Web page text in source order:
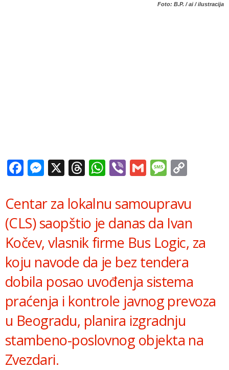
Foto: B.P. / ai / ilustracija
Facebook
Messenger
X Threads
WhatsApp
ViberGmail
Centar za lokalnu samoupravu
(CLS) saopštio je danas da Ivan
Kočev, vlasnik firme Bus Logic, za
koju navode da je bez tendera
dobila posao uvođenja sistema
praćenja i kontrole javnog prevoza
u Beogradu, planira izgradnju
stambeno-poslovnog objekta na
Zvezdari.